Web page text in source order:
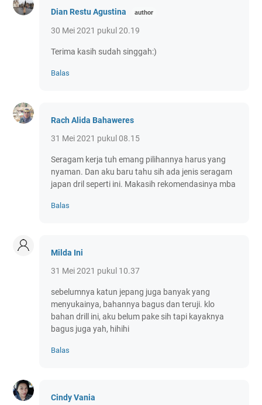
Dian Restu Agustina
30 Mei 2021 pukul 20.19
Terima kasih sudah singgah:)
Balas
Rach Alida Bahaweres
31 Mei 2021 pukul 08.15
Seragam kerja tuh emang pilihannya harus yang
nyaman. Dan aku baru tahu sih ada jenis seragam
japan dril seperti ini. Makasih rekomendasinya mba
Balas
Milda Ini
31 Mei 2021 pukul 10.37
sebelumnya katun jepang juga banyak yang
menyukainya, bahannya bagus dan teruji. klo
bahan drill ini, aku belum pake sih tapi kayaknya
bagus juga yah, hihihi
Balas
Cindy Vania